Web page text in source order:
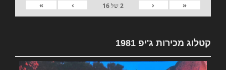
«
‹
2של16
›
»
קטלוג מכירות ג'יפ 1981